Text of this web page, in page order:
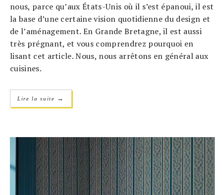
nous, parce qu’aux États-Unis où il s’est épanoui, il est
la base d’une certaine vision quotidienne du design et
de l’aménagement. En Grande Bretagne, il est aussi
très prégnant, et vous comprendrez pourquoi en
lisant cet article. Nous, nous arrêtons en général aux
cuisines.
Lire la suite →